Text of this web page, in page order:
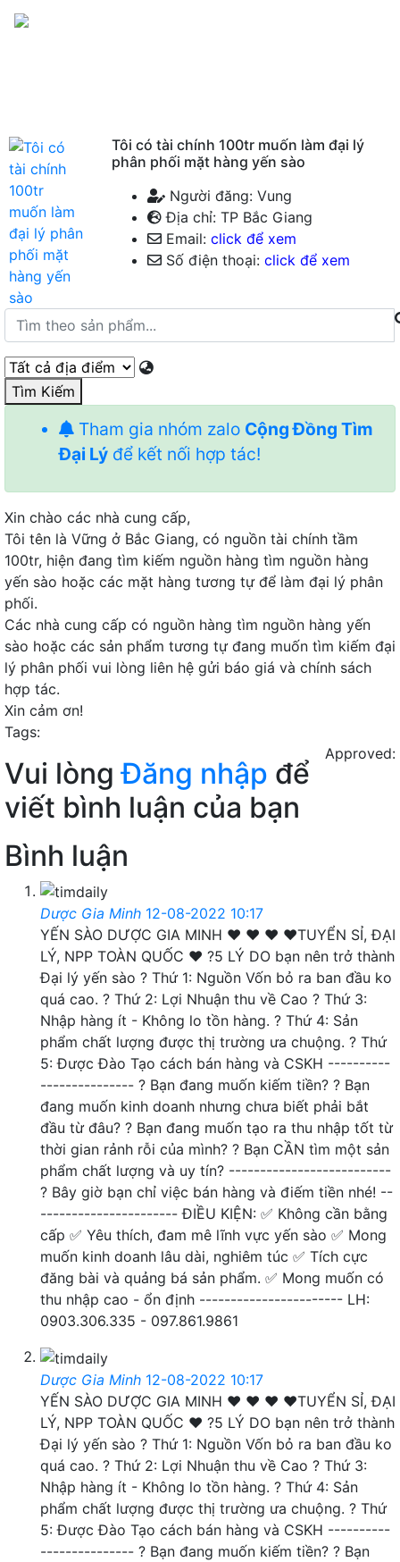
Tôi có tài chính 100tr muốn làm đại lý
phân phối mặt hàng yến sào
Người đăng: Vung
Địa chỉ: TP Bắc Giang
Email: click để xem
Số điện thoại: click để xem
Tìm Kiếm
Tham gia nhóm zalo Cộng Đồng Tìm
Đại Lý để kết nối hợp tác!
Xin chào các nhà cung cấp,
Tôi tên là Vững ở Bắc Giang, có nguồn tài chính tầm
100tr, hiện đang tìm kiếm nguồn hàng tìm nguồn hàng
yến sào hoặc các mặt hàng tương tự để làm đại lý phân
phối.
Các nhà cung cấp có nguồn hàng tìm nguồn hàng yến
sào hoặc các sản phẩm tương tự đang muốn tìm kiếm đại
lý phân phối vui lòng liên hệ gửi báo giá và chính sách
hợp tác.
Xin cảm ơn!
Tags:
Approved:
Vui lòngĐăng nhập để
viết bình luận của bạn
Bình luận
Dược Gia Minh 12-08-2022 10:17
YẾN SÀO DƯỢC GIA MINH ❤ ❤ ❤ ❤️TUYỂN SỈ, ĐẠI
LÝ, NPP TOÀN QUỐC ❤️ ?5 LÝ DO bạn nên trở thành
Đại lý yến sào ? Thứ 1: Nguồn Vốn bỏ ra ban đầu ko
quá cao. ? Thứ 2: Lợi Nhuận thu về Cao ? Thứ 3:
Nhập hàng ít - Không lo tồn hàng. ? Thứ 4: Sản
phẩm chất lượng được thị trường ưa chuộng. ? Thứ
5: Được Đào Tạo cách bán hàng và CSKH ----------
--------------- ? Bạn đang muốn kiếm tiền? ? Bạn
đang muốn kinh doanh nhưng chưa biết phải bắt
đầu từ đâu? ? Bạn đang muốn tạo ra thu nhập tốt từ
thời gian rảnh rỗi của mình? ? Bạn CẦN tìm một sản
phẩm chất lượng và uy tín? --------------------------
? Bây giờ bạn chỉ việc bán hàng và điếm tiền nhé! --
---------------------- ĐIỀU KIỆN: ✅ Không cần bằng
cấp ✅ Yêu thích, đam mê lĩnh vực yến sào ✅ Mong
muốn kinh doanh lâu dài, nghiêm túc ✅ Tích cực
đăng bài và quảng bá sản phẩm. ✅ Mong muốn có
thu nhập cao - ổn định ----------------------- LH:
0903.306.335 - 097.861.9861
Dược Gia Minh 12-08-2022 10:17
YẾN SÀO DƯỢC GIA MINH ❤ ❤ ❤ ❤️TUYỂN SỈ, ĐẠI
LÝ, NPP TOÀN QUỐC ❤️ ?5 LÝ DO bạn nên trở thành
Đại lý yến sào ? Thứ 1: Nguồn Vốn bỏ ra ban đầu ko
quá cao. ? Thứ 2: Lợi Nhuận thu về Cao ? Thứ 3:
Nhập hàng ít - Không lo tồn hàng. ? Thứ 4: Sản
phẩm chất lượng được thị trường ưa chuộng. ? Thứ
5: Được Đào Tạo cách bán hàng và CSKH ----------
--------------- ? Bạn đang muốn kiếm tiền? ? Bạn